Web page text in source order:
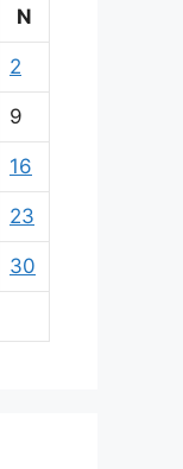
N
2
9
16
23
30